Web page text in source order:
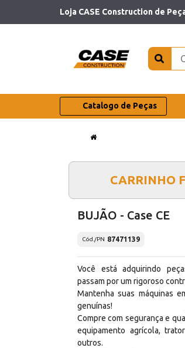
Loja CASE Construction de
Catalogo de Peças
CARRINHO
BUJÃO - Case CE
Cód./PN 87471139
Você está adquirindo
passam por um rigoroso
Mantenha suas máquinas
genuínas!
Compre com segurança e
equipamento agrícola,
outros.